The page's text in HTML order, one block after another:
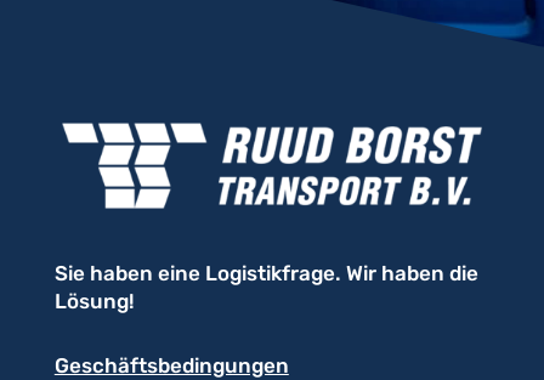
Sie haben eine Logistikfrage. Wir haben die
Lösung!
Geschäftsbedingungen